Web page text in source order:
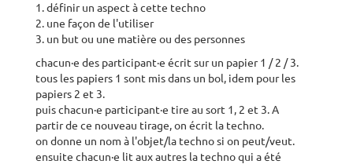
1. définir un aspect à cette techno
2. une façon de l'utiliser
3. un but ou une matière ou des personnes
chacun·e des participant·e écrit sur un papier 1 / 2 / 3.
tous les papiers 1 sont mis dans un bol, idem pour les
papiers 2 et 3.
puis chacun·e participant·e tire au sort 1, 2 et 3. A
partir de ce nouveau tirage, on écrit la techno.
on donne un nom à l'objet/la techno si on peut/veut.
ensuite chacun·e lit aux autres la techno qui a été